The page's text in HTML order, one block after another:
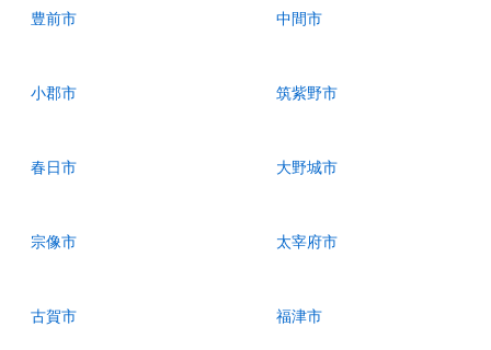
豊前市 中間市
小郡市 筑紫野市
春日市 大野城市
宗像市 太宰府市
古賀市 福津市